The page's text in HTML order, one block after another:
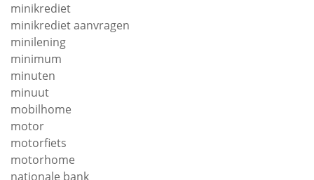
minikrediet
minikrediet aanvragen
minilening
minimum
minuten
minuut
mobilhome
motor
motorfiets
motorhome
nationale bank